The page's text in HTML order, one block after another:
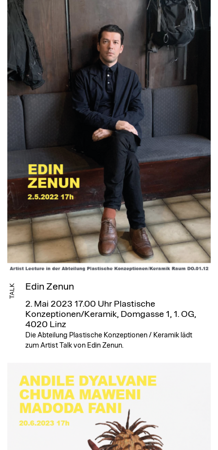
TALK Edin Zenun
2. Mai 2023 17.00 Uhr Plastische
Konzeptionen/Keramik, Domgasse 1, 1. OG,
4020 Linz
Die Abteilung Plastische Konzeptionen / Keramik lädt
zum Artist Talk von Edin Zenun.